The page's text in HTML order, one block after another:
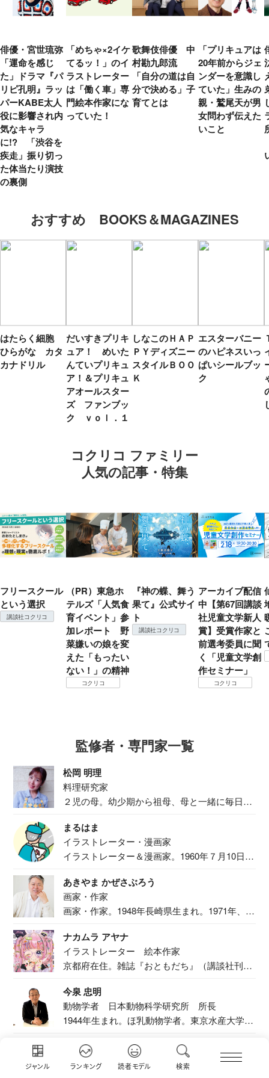
ジャンル ランキング 読者モデル 検索
俳優・宮世琉弥
「運命を感じ
た」ドラマ『パ
リピ孔明』ラッ
パーKABE太人
役に影響され内
気なキャラ
に!? 「渋谷を
疾走」振り切っ
た体当たり演技
の裏側
「めちゃ×2イケ
てるッ！」のイ
ラストレーター
は「働く車」専
門絵本作家にな
っていた！
歌舞伎俳優 中
村勘九郎流
「自分の道は自
分で決める」子
育てとは
「プリキュアは
20年前からジェ
ンダーを意識し
ていた」生みの
親・鷲尾天が男
女問わず伝えた
いこと
おすすめ BOOKS＆MAGAZINES
はたらく細胞
ひらがな カタ
カナドリル
だいすきプリキ
ュア！ めいた
んていプリキュ
ア！＆プリキュ
アオールスター
ズ ファンブッ
ク ｖｏｌ．１
しなこのＨＡＰ
ＰＹディズニー
スタイルＢＯＯ
Ｋ
エスターバニー
のハピネスいっ
ぱいシールブッ
ク
コクリコ ファミリー
人気の記事・特集
フリースクール
という選択
講談社コクリコ
（PR）東急ホ
テルズ「人気食
育イベント」参
加レポート 野
菜嫌いの娘を変
えた「もったい
ない！」の精神
コクリコ
『神の蝶、舞う
果て』公式サイ
ト
講談社コクリコ
アーカイブ配信
中【第67回講談
社児童文学新人
賞】受賞作家と
前選考委員に聞
く「児童文学創
作セミナー」
コクリコ
監修者・専門家一覧
松岡 明理
料理研究家
２児の母。幼少期から祖母、母と一緒に毎日の
まるはま
イラストレーター・漫画家
イラストレーター＆漫画家。1960年７月10日生
あきやま かぜさぶろう
画家・作家
画家・作家。1948年長崎県生まれ。1971年、
ナカムラ アヤナ
イラストレーター 絵本作家
京都府在住。雑誌『おともだち』（講談社刊）
今泉 忠明
動物学者 日本動物科学研究所 所長
1944年生まれ。ほ乳動物学者。東京水産大学卒
もっと見る